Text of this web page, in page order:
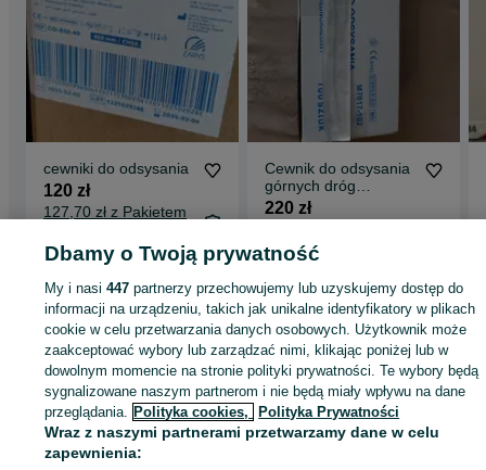
cewniki do odsysania
120 zł
127,70 zł z Pakietem
Białystok, Centrum
Cewnik do odsysania
górnych dróg
oddechowych CH8
600sztuk
220 zł
Gdańsk, Aniołki
28 lipca 2026
Strona główna Zdrowie i Uroda
Sprzęt rehabilitacyjny i ortopedyczny
Pieluchomajtki
Pieluchomajtki - Świętokrzyskie Pieluchomajtki - Mieronice
KATEGORIA
Dbamy o Twoją prywatność
My i nasi447 partnerzy przechowujemy lub uzyskujemy dostęp do
informacji na urządzeniu, takich jak unikalne identyfikatory w plikach
cookie w celu przetwarzania danych osobowych. Użytkownik może
zaakceptować wybory lub zarządzać nimi, klikając poniżej lub w
dowolnym momencie na stronie polityki prywatności. Te wybory będą
sygnalizowane naszym partnerom i nie będą miały wpływu na dane
przeglądania. Polityka cookies, Polityka Prywatności
Wraz z naszymi partnerami przetwarzamy dane w celu
zapewnienia: